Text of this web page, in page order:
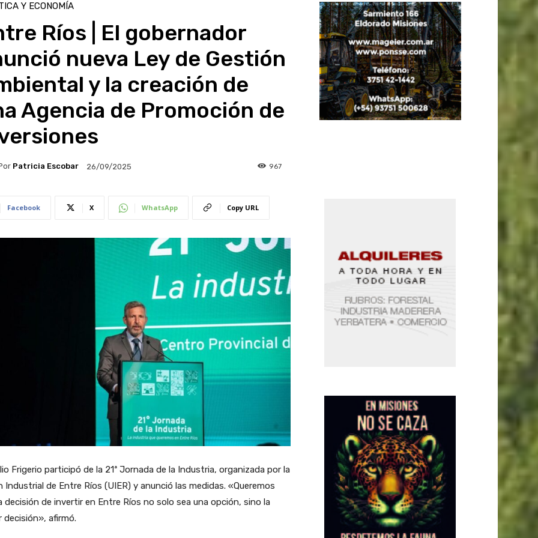
Y ECONOMÍA
Ríos | El gobernador
nueva Ley de Gestión
y la creación de
Agencia de Promoción de
Patricia Escobar 26/09/2025 967
Facebook X WhatsApp Copy URL
Frigerio participó de la 21ª Jornada de la Industria, organizada por la
Industrial de Entre Ríos (UIER) y anunció las medidas. «Queremos
decisión de invertir en Entre Ríos no solo sea una opción, sino la
decisión», afirmó.